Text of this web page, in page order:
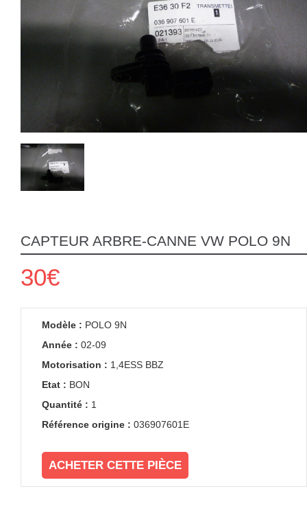
CAPTEUR ARBRE-CANNE VW POLO 9N
30€
Modèle : POLO 9N
Année : 02-09
Motorisation : 1,4ESS BBZ
Etat : BON
Quantité : 1
Référence origine : 036907601E
ACHETER CETTE PIÈCE